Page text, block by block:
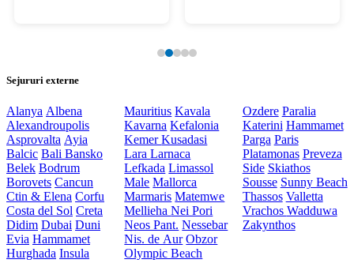
Sejururi externe
Alanya Albena
Alexandroupolis
Asprovalta Ayia
Balcic Bali Bansko
Belek Bodrum
Borovets Cancun
Ctin & Elena Corfu
Costa del Sol Creta
Didim Dubai Duni
Evia Hammamet
Hurghada Insula
Mauritius Kavala
Kavarna Kefalonia
KemerKusadasi
LaraLarnaca
Lefkada Limassol
Male Mallorca
Marmaris Matemwe
MelliehaNei Pori
Neos Pant. Nessebar
Nis. de Aur Obzor
Olympic Beach
Ozdere Paralia
Katerini Hammamet
Parga Paris
Platamonas Preveza
Side Skiathos
Sousse Sunny Beach
Thassos Valletta
Vrachos Wadduwa
Zakynthos